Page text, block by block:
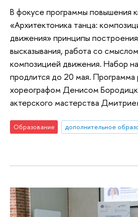
В фокусе программы повышения
«Архитектоника танца:
движения» принципы
высказывания, работа со
композицией движения. Набор
продлится до 20 мая. Программа
хореографом Денисом
актерского мастерства
Образование дополнительное